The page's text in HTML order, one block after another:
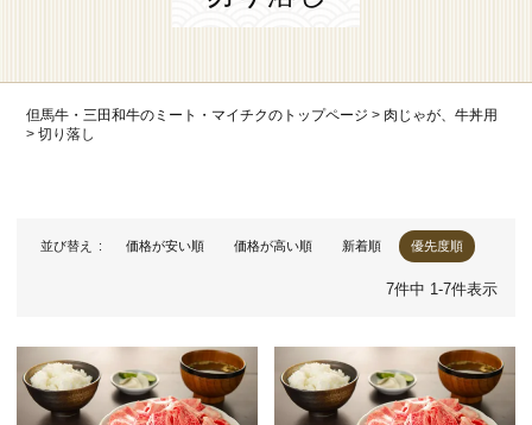
但馬牛・三田和牛のミート・マイチクのトップページ
肉じゃが、牛丼用
切り落し
並び替え 価格が安い順 価格が高い順 新着順 優先度順
7件中 1-7件表示